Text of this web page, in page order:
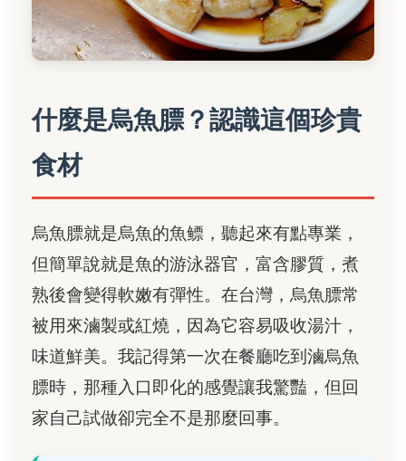
什麼是烏魚膘？認識這個珍貴
食材
烏魚膘就是烏魚的魚鳔，聽起來有點專業，
但簡單說就是魚的游泳器官，富含膠質，煮
熟後會變得軟嫩有彈性。在台灣，烏魚膘常
被用來滷製或紅燒，因為它容易吸收湯汁，
味道鮮美。我記得第一次在餐廳吃到滷烏魚
膘時，那種入口即化的感覺讓我驚豔，但回
家自己試做卻完全不是那麼回事。